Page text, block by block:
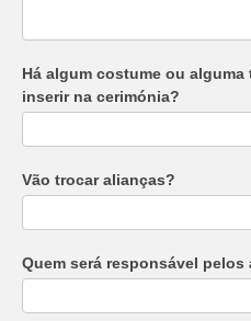
Há algum costume ou
inserir na cerimónia?
Vão trocar alianças?
Quem será responsável pelos